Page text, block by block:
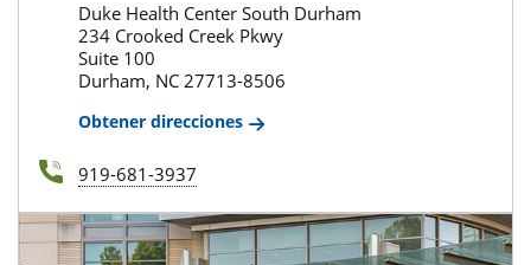
Duke Health Center South Durham
234 Crooked Creek Pkwy
Suite 100
Durham, NC 27713-8506
Obtener direcciones
919-681-3937